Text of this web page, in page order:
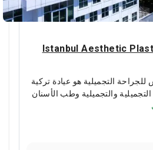
Istanbul Aesthetic
التجميلية هو عيادة تركية
والتجميلية وطب الأسنان
البرازيلية على وجه الخصوص.